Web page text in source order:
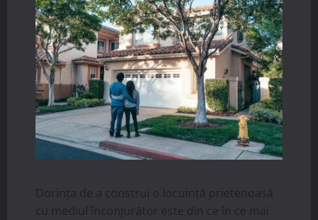
Dorința de a construi o locuință prietenoasă
cu mediul înconjurător este din ce în ce mai